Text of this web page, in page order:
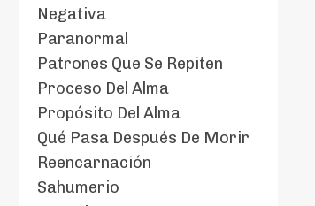
Negativa
Paranormal
Patrones Que Se Repiten
Proceso Del Alma
Propósito Del Alma
Qué Pasa Después De Morir
Reencarnación
Sahumerio